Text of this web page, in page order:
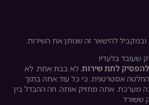
להישאר זה שנותן את השירות.
שעובד בלעדיו
להפסיק לתת שירות. לא בבת אחת. לא
אסטרטגית. כי כל עוד אתה בתוך
מערכת. אתה מחזיק אותה. וזה ההבדל בין
ששורד.